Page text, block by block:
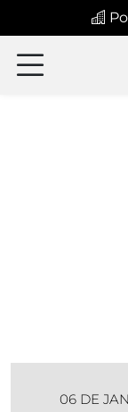
06 DE